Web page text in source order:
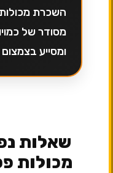
השכרת
מסודר של
ומסייע
שאלות
מכולות